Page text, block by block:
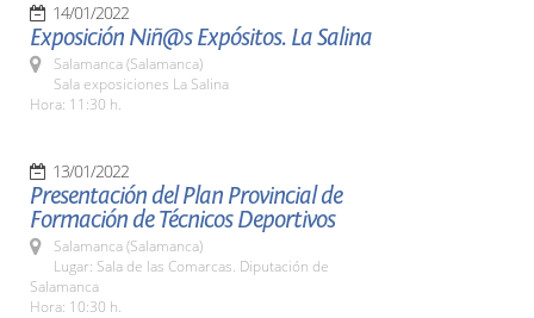
14/01/2022
Exposición Niñ@s Expósitos. La Salina
Salamanca (Salamanca)
Sala exposiciones La Salina
Hora: 11:30 h.
13/01/2022
Presentación del Plan Provincial de
Formación de Técnicos Deportivos
Salamanca (Salamanca)
Lugar: Sala de las Comarcas. Diputación de
Salamanca
Hora: 10:30 h.